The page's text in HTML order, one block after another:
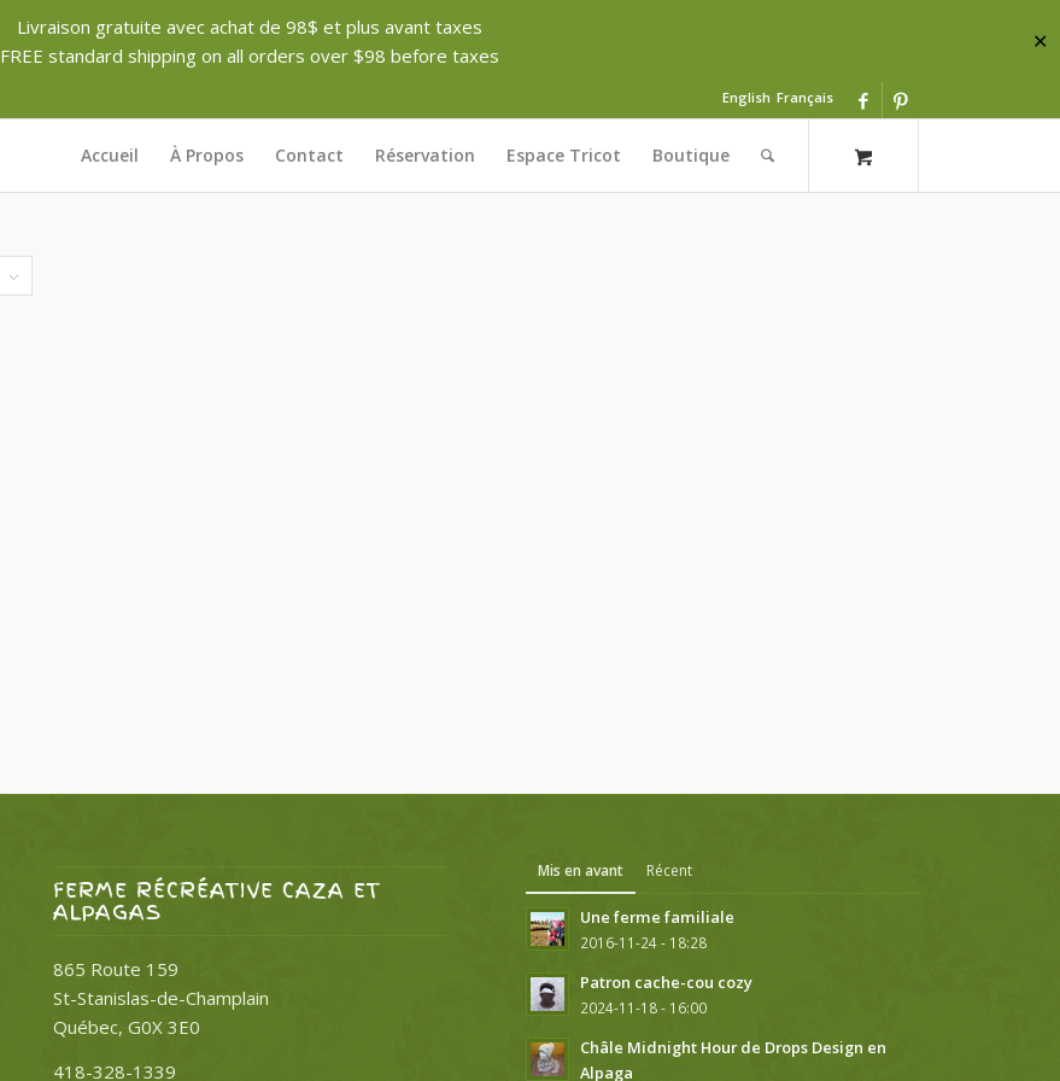
Livraison gratuite avec achat de 98$ et plus avant taxes
FREE standard shipping on all orders over $98 before taxes
✕
English Français
Accueil À Propos Contact Réservation Espace Tricot Boutique
FERME RÉCRÉATIVE CAZA ET
ALPAGAS
865 Route 159
St-Stanislas-de-Champlain
Québec, G0X 3E0
418-328-1339
Mis en avant Récent
Une ferme familiale
2016-11-24 - 18:28
Patron cache-cou cozy
2024-11-18 - 16:00
Châle Midnight Hour de Drops Design en
Alpaga